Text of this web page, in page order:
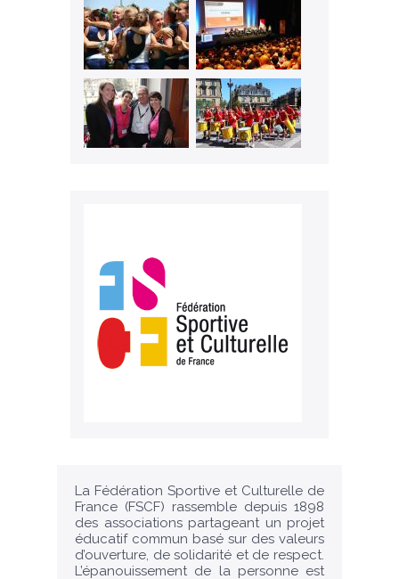
La Fédération Sportive et Culturelle de
France (FSCF) rassemble depuis 1898
des associations partageant un projet
éducatif commun basé sur des valeurs
d’ouverture, de solidarité et de respect.
L’épanouissement de la personne est